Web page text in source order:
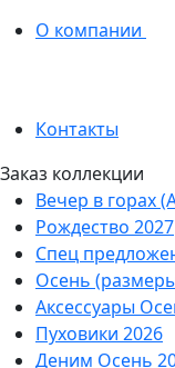
О компании
Контакты
Заказ коллекции
Вечер в горах
Рождество 2027
Спец
Осень
Аксессуары
Пуховики 2026
Деним Осень